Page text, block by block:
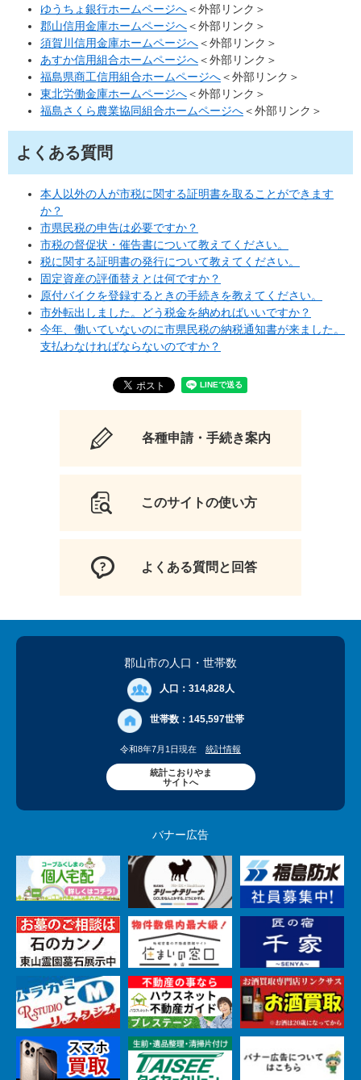
ゆうちょ銀行ホームページへ＜外部リンク＞
郡山信用金庫ホームページへ＜外部リンク＞
須賀川信用金庫ホームページへ＜外部リンク＞
あすか信用組合ホームページへ＜外部リンク＞
福島県商工信用組合ホームページへ＜外部リンク＞
東北労働金庫ホームページへ＜外部リンク＞
福島さくら農業協同組合ホームページへ＜外部リンク＞
よくある質問
本人以外の人が市税に関する証明書を取ることができます
か？
市県民税の申告は必要ですか？
市税の督促状・催告書について教えてください。
税に関する証明書の発行について教えてください。
固定資産の評価替えとは何ですか？
原付バイクを登録するときの手続きを教えてください。
市外転出しました。どう税金を納めればいいですか？
今年、働いていないのに市県民税の納税通知書が来ました。
支払わなければならないのですか？
各種申請・手続き案内
このサイトの使い方
よくある質問と回答
郡山市の人口 ・世帯数
人口： 314,828人
世帯数： 145,597世帯
令和8年7月1日現在 統計情報
統計こおりやま
サイトへ
バナー広告